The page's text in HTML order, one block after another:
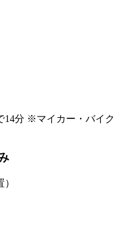
14分 ※マイカー・バイク